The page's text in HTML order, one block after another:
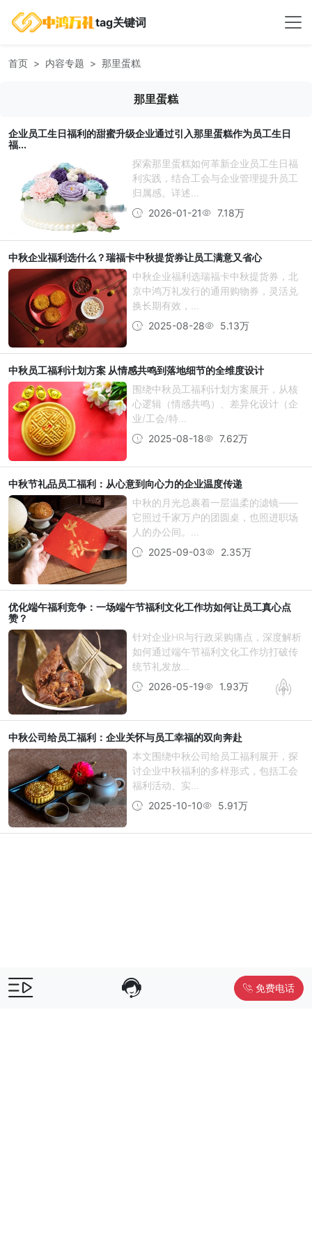
tag关键词
首页 内容专题 那里蛋糕
那里蛋糕
企业员工生日福利的甜蜜升级企业通过引入那里蛋糕作为员工生日
福...
探索那里蛋糕如何革新企业员工生日福
利实践，结合工会与企业管理提升员工
归属感。详述...
2026-01-21
7.18万
中秋企业福利选什么？瑞福卡中秋提货券让员工满意又省心
中秋企业福利选瑞福卡中秋提货券，北
京中鸿万礼发行的通用购物券，灵活兑
换长期有效，...
2025-08-28
5.13万
中秋员工福利计划方案 从情感共鸣到落地细节的全维度设计
围绕中秋员工福利计划方案展开，从核
心逻辑（情感共鸣）、差异化设计（企
业/工会/特...
2025-08-18
7.62万
中秋节礼品员工福利：从心意到向心力的企业温度传递
中秋的月光总裹着一层温柔的滤镜——
它照过千家万户的团圆桌，也照进职场
人的办公间。...
2025-09-03
2.35万
优化端午福利竞争：一场端午节福利文化工作坊如何让员工真心点
赞？
针对企业HR与行政采购痛点，深度解析
如何通过端午节福利文化工作坊打破传
统节礼发放...
2026-05-19
1.93万
中秋公司给员工福利：企业关怀与员工幸福的双向奔赴
本文围绕中秋公司给员工福利展开，探
讨企业中秋福利的多样形式，包括工会
福利活动、实...
2025-10-10
5.91万
免费电话